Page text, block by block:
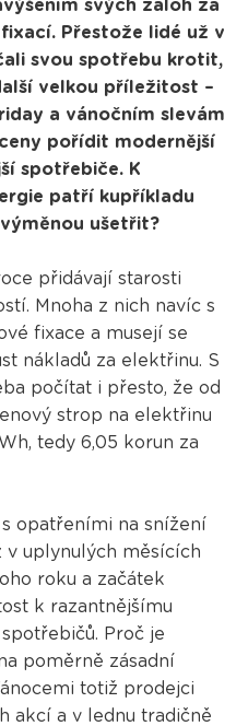
svých záloh za
Přestože lidé už v
svou spotřebu krotit,
velkou příležitost –
a vánočním slevám
pořídit modernější
spotřebiče. K
patří kupříkladu
ušetřit?
přidávají starosti
Mnoha z nich navíc s
fixace a musejí se
nákladů za elektřinu. S
počítat i přesto, že od
strop na elektřinu
tedy 6,05 korun za
opatřeními na snížení
uplynulých měsících
roku a začátek
k razantnějšímu
Proč je
poměrně zásadní
totiž prodejci
akcí a v lednu tradičně